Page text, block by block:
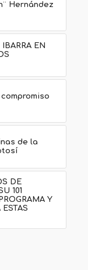
Hernández
EN
de la
DE
101
Y